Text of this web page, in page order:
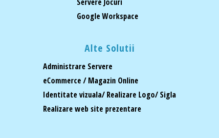
Google Workspace
Alte Solutii
Administrare Servere
eCommerce / Magazin Online
Identitate vizuala/ Realizare Logo/ Sigla
Realizare web site prezentare